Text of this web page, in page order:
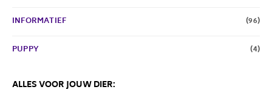
INFORMATIEF (96)
PUPPY (4)
ALLES VOOR JOUW DIER: